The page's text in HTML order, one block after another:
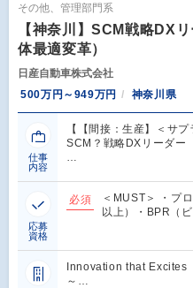
その他、管理部門系
【神奈川】SCM戦略DX
体最適変革）
日産自動車株式会社
500万円～949万円
神奈川県
仕事
内容
【【間接：生産】＜サ
SCM？戦略DXリーダー
応募
資格
必須
＜MUST＞ ・プ
以上）・BPR（
Innovation that Excites
～…